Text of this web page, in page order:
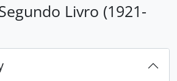
Livro (1921-